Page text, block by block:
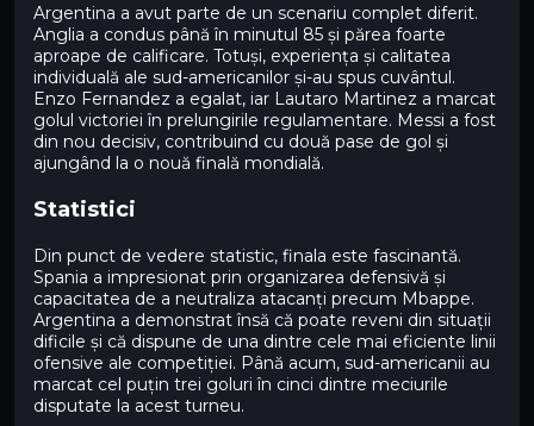
Argentina a avut parte de un scenariu complet diferit.
Anglia a condus până în minutul 85 și părea foarte
aproape de calificare. Totuși, experiența și calitatea
individuală ale sud-americanilor și-au spus cuvântul.
Enzo Fernandez a egalat, iar Lautaro Martinez a marcat
golul victoriei în prelungirile regulamentare. Messi a fost
din nou decisiv, contribuind cu două pase de gol și
ajungând la o nouă finală mondială.
Statistici
Din punct de vedere statistic, finala este fascinantă.
Spania a impresionat prin organizarea defensivă și
capacitatea de a neutraliza atacanți precum Mbappe.
Argentina a demonstrat însă că poate reveni din situații
dificile și că dispune de una dintre cele mai eficiente linii
ofensive ale competiției. Până acum, sud-americanii au
marcat cel puțin trei goluri în cinci dintre meciurile
disputate la acest turneu.